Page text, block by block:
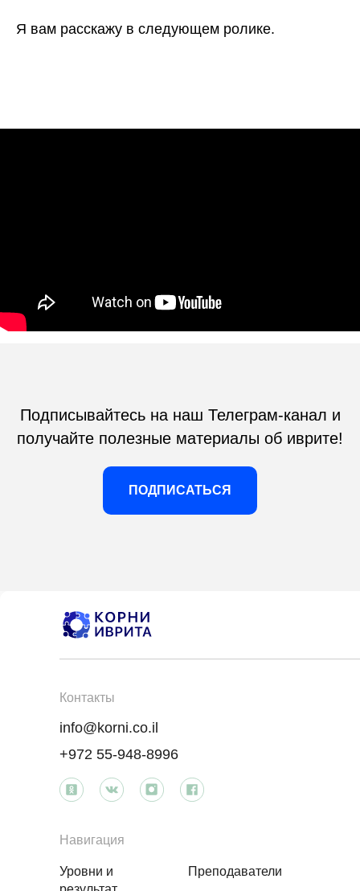
Я вам расскажу в следующем ролике.
Подписывайтесь на наш Телеграм-канал и
получайте полезные материалы об иврите!
ПОДПИСАТЬСЯ
Контакты
Уровни и
info@korni.co.il
+972 55-948-8996
Навигация
Преподаватели